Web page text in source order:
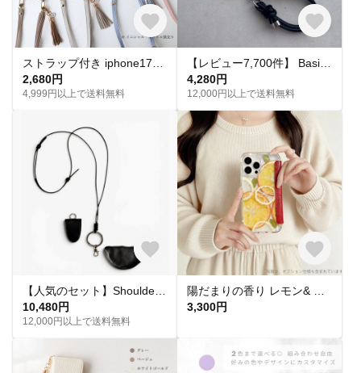
2,680円
4,999円以上で送料無料
4,280円
12,000円以上で送料無料
10,480円
12,000円以上で送料無料
3,300円